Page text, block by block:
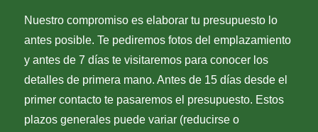
Nuestro compromiso es elaborar tu presupuesto lo
antes posible. Te pediremos fotos del emplazamiento
y antes de 7 días te visitaremos para conocer los
detalles de primera mano. Antes de 15 días desde el
primer contacto te pasaremos el presupuesto. Estos
plazos generales puede variar (reducirse o